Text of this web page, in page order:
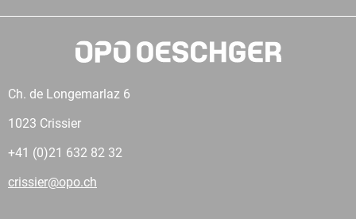
Ch. de Longemarlaz 6
1023 Crissier
+41 (0)21 632 82 32
crissier@opo.ch